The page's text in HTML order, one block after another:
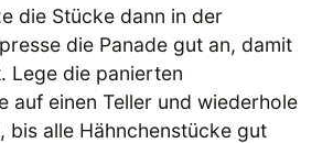
die Stücke dann in der
die Panade gut an, damit
Lege die panierten
auf einen Teller und wiederhole
bis alle Hähnchenstücke gut